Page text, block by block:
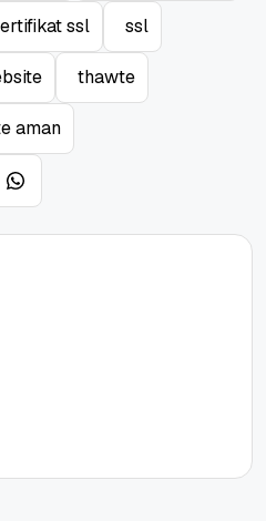
ssl ssl
thawte
aman